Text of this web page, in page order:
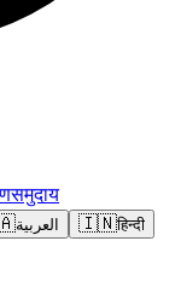
समुदाय
العربية 🇮🇳हिन्दी